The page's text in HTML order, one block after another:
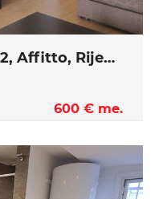
Appartamento, 64 m2, Affitto, Rijeka - Brajda
600 € me.